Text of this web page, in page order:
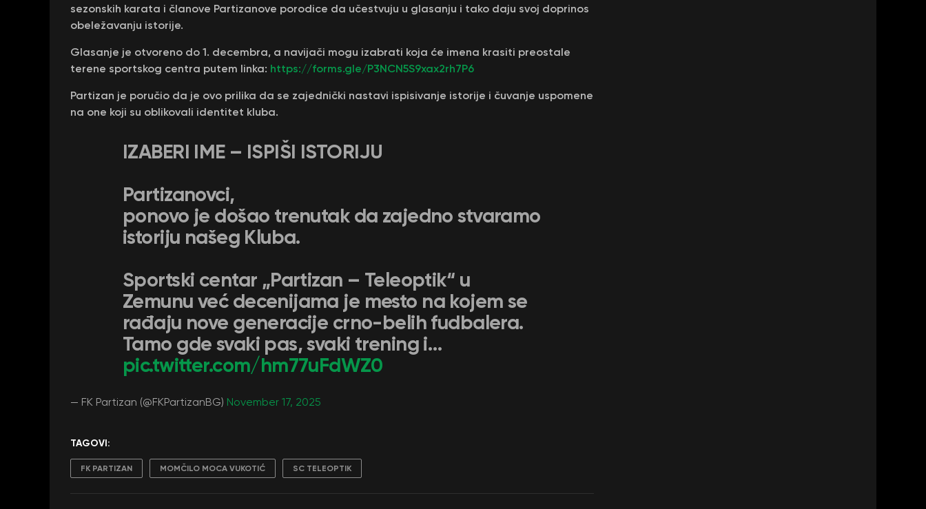
sezonskih karata i članove Partizanove porodice da učestvuju u glasanju i tako daju svoj doprinos
obeležavanju istorije.
Glasanje je otvoreno do 1. decembra, a navijači mogu izabrati koja će imena krasiti preostale
terene sportskog centra putem linka: https://forms.gle/P3NCN5S9xax2rh7P6
Partizan je poručio da je ovo prilika da se zajednički nastavi ispisivanje istorije i čuvanje uspomene
na one koji su oblikovali identitet kluba.
IZABERI IME – ISPIŠI ISTORIJU
Partizanovci,
ponovo je došao trenutak da zajedno stvaramo
istoriju našeg Kluba.
Sportski centar „Partizan – Teleoptik“ u
Zemunu već decenijama je mesto na kojem se
rađaju nove generacije crno-belih fudbalera.
Tamo gde svaki pas, svaki trening i…
pic.twitter.com/hm77uFdWZ0
— FK Partizan (@FKPartizanBG) November 17, 2025
TAGOVI:
FK PARTIZAN MOMČILO MOCA VUKOTIĆ SC TELEOPTIK